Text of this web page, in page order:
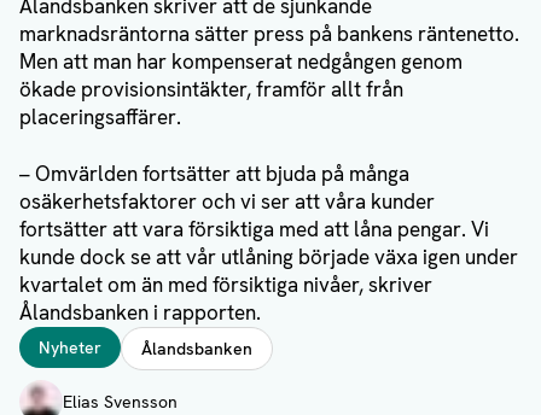
Ålandsbanken skriver att de sjunkande
marknadsräntorna sätter press på bankens räntenetto.
Men att man har kompenserat nedgången genom
ökade provisionsintäkter, framför allt från
placeringsaffärer.
– Omvärlden fortsätter att bjuda på många
osäkerhetsfaktorer och vi ser att våra kunder
fortsätter att vara försiktiga med att låna pengar. Vi
kunde dock se att vår utlåning började växa igen under
kvartalet om än med försiktiga nivåer, skriver
Ålandsbanken i rapporten.
Taggar
Nyheter Ålandsbanken
Författare
Elias Svensson